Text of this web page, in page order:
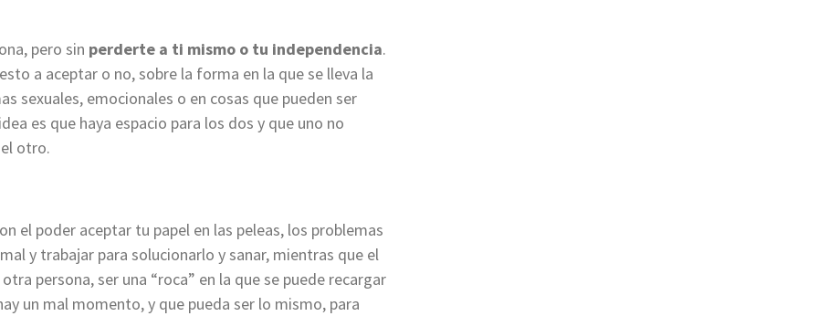
pero sin perderte a ti mismo o tu independencia.
a aceptar o no, sobre la forma en la que se lleva la
sexuales, emocionales o en cosas que pueden ser
es que haya espacio para los dos y que uno no
otro.
el poder aceptar tu papel en las peleas, los problemas
y trabajar para solucionarlo y sanar, mientras que el
persona, ser una “roca” en la que se puede recargar
un mal momento, y que pueda ser lo mismo, para